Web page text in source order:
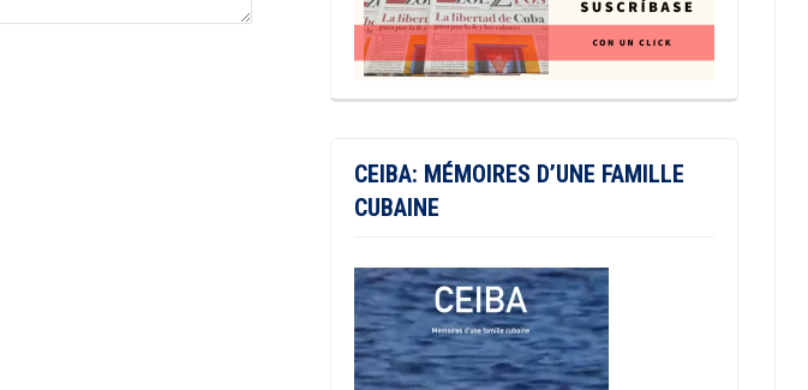
CEIBA: MÉMOIRES D’UNE FAMILLE
CUBAINE